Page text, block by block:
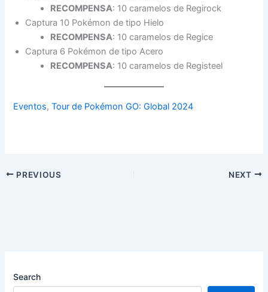
RECOMPENSA: 10 caramelos de Regirock
Captura 10 Pokémon de tipo Hielo
RECOMPENSA: 10 caramelos de Regice
Captura 6 Pokémon de tipo Acero
RECOMPENSA: 10 caramelos de Registeel
Eventos, Tour de Pokémon GO: Global 2024
PREVIOUS NEXT
Search